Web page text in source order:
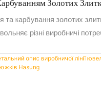
та карбування золотих
різні виробничі
а карбування
та більш поліровану